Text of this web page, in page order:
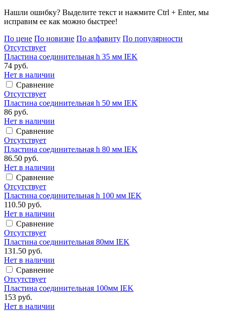
Нашли ошибку? Выделите текст и нажмите Ctrl + Enter, мы
исправим ее как можно быстрее!
По цене По новизне По алфавиту По популярности
Отсутствует
Пластина соединительная h 35 мм IEK
74 руб.
Нет в наличии
Сравнение
Отсутствует
Пластина соединительная h 50 мм IEK
86 руб.
Нет в наличии
Сравнение
Отсутствует
Пластина соединительная h 80 мм IEK
86.50 руб.
Нет в наличии
Сравнение
Отсутствует
Пластина соединительная h 100 мм IEK
110.50 руб.
Нет в наличии
Сравнение
Отсутствует
Пластина соединительная 80мм IEK
131.50 руб.
Нет в наличии
Сравнение
Отсутствует
Пластина соединительная 100мм IEK
153 руб.
Нет в наличии